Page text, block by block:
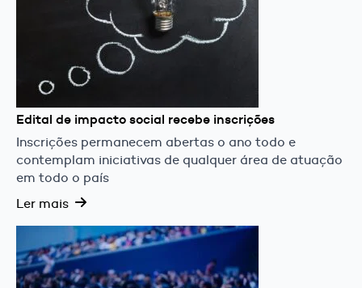
Edital de impacto social recebe inscrições
Inscrições permanecem abertas o ano todo e
contemplam iniciativas de qualquer área de atuação
em todo o país
Ler mais